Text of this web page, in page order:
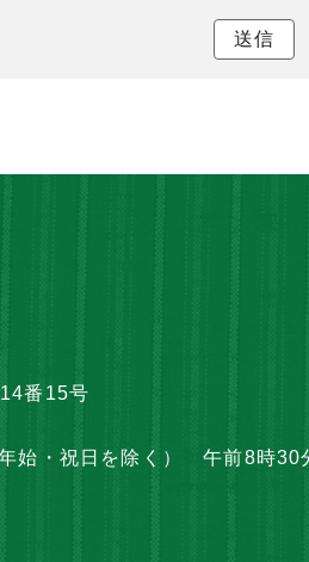
送信
番15号
始・祝日を除く） 午前8時30